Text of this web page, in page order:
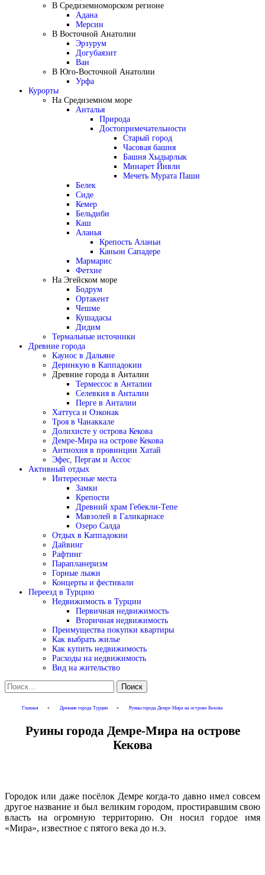
В Средиземноморском регионе
Адана
Мерсин
В Восточной Анатолии
Эрзурум
Догубаязит
Ван
В Юго-Восточной Анатолии
Урфа
Курорты
На Средиземном море
Анталья
Природа
Достопримечательности
Старый город
Часовая башня
Башня Хыдырлык
Минарет Йивли
Мечеть Мурата Паши
Белек
Сиде
Кемер
Бельдиби
Каш
Аланья
Крепость Аланьи
Каньон Сападере
Мармарис
Фетхие
На Эгейском море
Бодрум
Ортакент
Чешме
Кушадасы
Дидим
Термальные источники
Древние города
Каунос в Дальяне
Деринкую в Каппадокии
Древние города в Анталии
Термессос в Анталии
Селевкия в Анталии
Перге в Анталии
Хаттуса и Озконак
Троя в Чанаккале
Долихисте у острова Кекова
Демре-Мира на острове Кекова
Антиохия в провинции Хатай
Эфес, Пергам и Ассос
Активный отдых
Интересные места
Замки
Крепости
Древний храм Гебекли-Тепе
Мавзолей в Галикарнасе
Озеро Салда
Отдых в Каппадокии
Дайвинг
Рафтинг
Парапланеризм
Горные лыжи
Концерты и фестивали
Переезд в Турцию
Недвижимость в Турции
Первичная недвижимость
Вторичная недвижимость
Преимущества покупки квартиры
Как выбрать жилье
Как купить недвижимость
Расходы на недвижимость
Вид на жительство
Найти:
Главная » Древние города Турции » Руины города Демре-Мира на острове Кекова
Руины города Демре-Мира на острове
Кекова
Городок или даже посёлок Демре когда-то давно имел совсем
другое название и был великим городом, простиравшим свою
власть на огромную территорию. Он носил гордое имя
«Мира», известное с пятого века до н.э.